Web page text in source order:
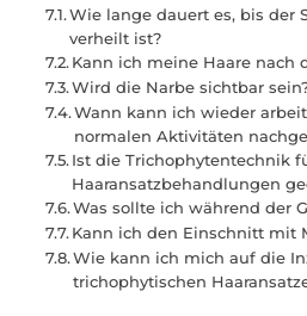
Wie lange dauert es, bis der
verheilt ist?
Kann ich meine Haare nach
Wird die Narbe sichtbar
Wann kann ich wieder
normalen Aktivitäten
Ist die Trichophytentechnik
Haaransatzbehandlungen
Was sollte ich während der
Kann ich den Einschnitt mit
Wie kann ich mich auf die
trichophytischen